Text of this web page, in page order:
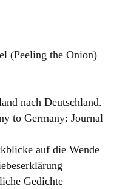
(Peeling the Onion)
nach Deutschland.
to Germany: Journal
auf die Wende
Gedichte